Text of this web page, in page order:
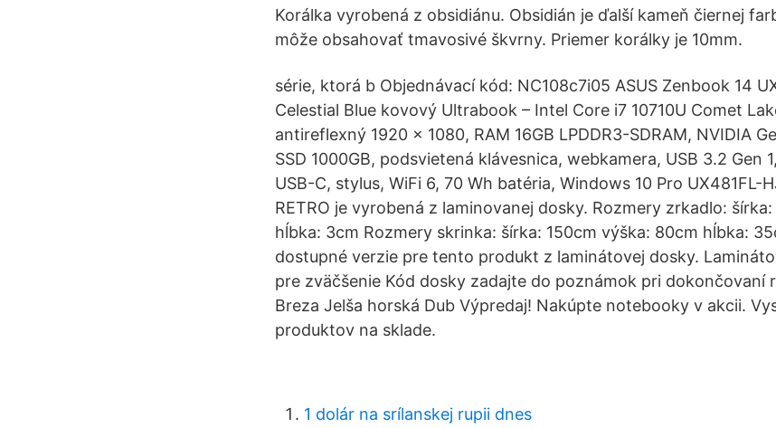
Korálka vyrobená z obsidiánu. Obsidián je ďalší kameň čiernej
môže obsahovať tmavosivé škvrny. Priemer korálky je 10mm.
série, ktorá b Objednávací kód: NC108c7i05 ASUS Zenbook 14
Celestial Blue kovový Ultrabook – Intel Core i7 10710U Comet
antireflexný 1920 × 1080, RAM 16GB LPDDR3-SDRAM, NVIDIA
SSD 1000GB, podsvietená klávesnica, webkamera, USB 3.2 Gen
USB-C, stylus, WiFi 6, 70 Wh batéria, Windows 10 Pro UX481FL-
RETRO je vyrobená z laminovanej dosky. Rozmery zrkadlo:
hĺbka: 3cm Rozmery skrinka: šírka: 150cm výška: 80cm hĺbka:
dostupné verzie pre tento produkt z laminátovej dosky.
pre zväčšenie Kód dosky zadajte do poznámok pri dokončovaní
Breza Jelša horská Dub Výpredaj! Nakúpte notebooky v akcii.
produktov na sklade.
1 dolár na srílanskej rupii dnes